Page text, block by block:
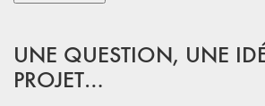
UNE QUESTION, UNE
PROJET…